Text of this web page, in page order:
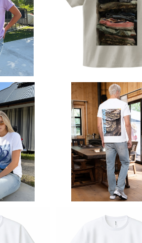
ト 半袖 Ts
イン アメリ
ク ツーリン
ップス ア
ソー 個性
A
シ
テープ
Tシャツ レタッチ フォト
hirt オリジナル デザイ
カン カジュアル バイク
グ コーデ インナー トッ
ンダー ウェア カットソ
人気 定番 重ね着
merican casual
¥4,300
イ GLIMME
プリント U
T shirt オリ
ク 洗い替
定番 半袖 s
casual
ーハート
Tシャツ フォト ドライ
R ポリエステル 写真プ
Vカット 吸汗 速乾 T
ジナル スポーツ バイク
え カジュアル 人気 定
aritikari american
original harley
ーペント リアル蛇柄 パ
ネーク へび 蛇
¥2,980